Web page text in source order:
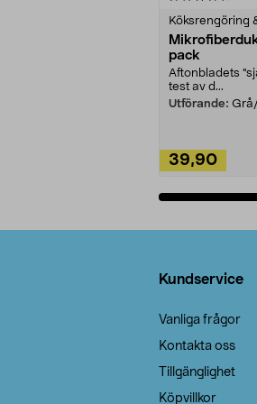
Köksrengöring
pack
Aftonbladets
test av d...
Utförande:
39,90
Kundservice
Vanliga frågor
Kontakta oss
Tillgänglighet
Köpvillkor